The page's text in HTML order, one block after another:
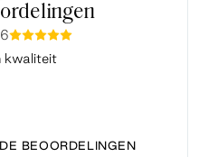
mmmmm
kwaliteit
BEOORDELINGEN